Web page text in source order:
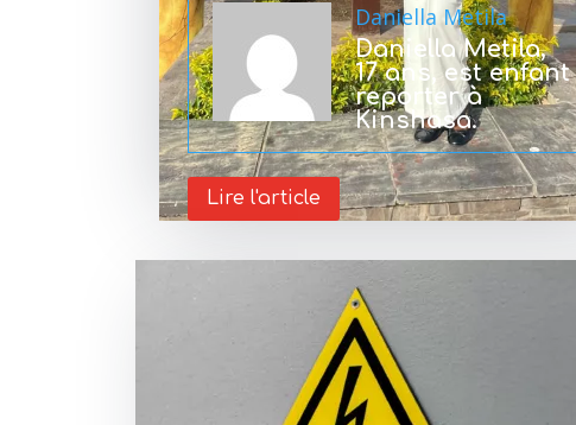
Daniella Metila
Daniella Metila,
17 ans, est enfant
reporter à
Kinshasa.
Lire l'article